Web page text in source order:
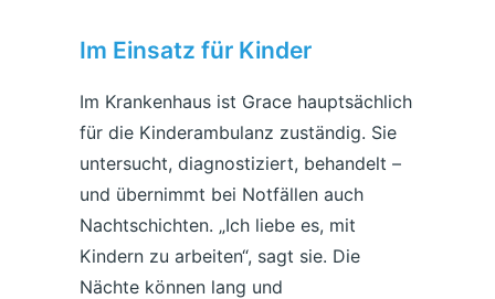
Im Einsatz für Kinder
Im Krankenhaus ist Grace hauptsächlich
für die Kinderambulanz zuständig. Sie
untersucht, diagnostiziert, behandelt –
und übernimmt bei Notfällen auch
Nachtschichten. „Ich liebe es, mit
Kindern zu arbeiten“, sagt sie. Die
Nächte können lang und